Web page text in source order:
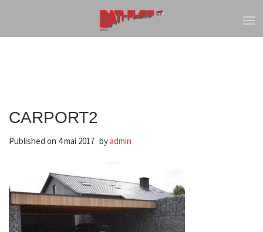
CARPORT2
Published on 4 mai 2017 byadmin